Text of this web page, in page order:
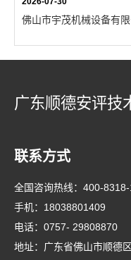
佛山市宇茂机械设备有
广东顺德安评技
联系方式
全国咨询热线： 400-8318-
手机： 18038801409
电话： 0757- 29808870
地址：广东省佛山市顺德